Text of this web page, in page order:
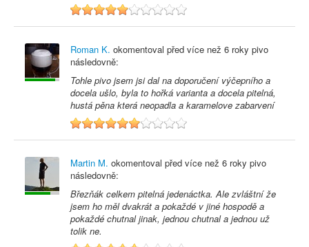
5
Roman K. okomentoval před více než 6 roky pivo
následovně:
Tohle pivo jsem jsi dal na doporučení výčepního a
docela ušlo, byla to hořká varianta a docela pitelná,
hustá pěna která neopadla a karamelove zabarvení
6
Martin M. okomentoval před více než 6 roky pivo
následovně:
Březňák celkem pitelná jedenáctka. Ale zvláštní že
jsem ho měl dvakrát a pokaždé v jiné hospodě a
pokaždé chutnal jinak, jednou chutnal a jednou už
tolik ne.